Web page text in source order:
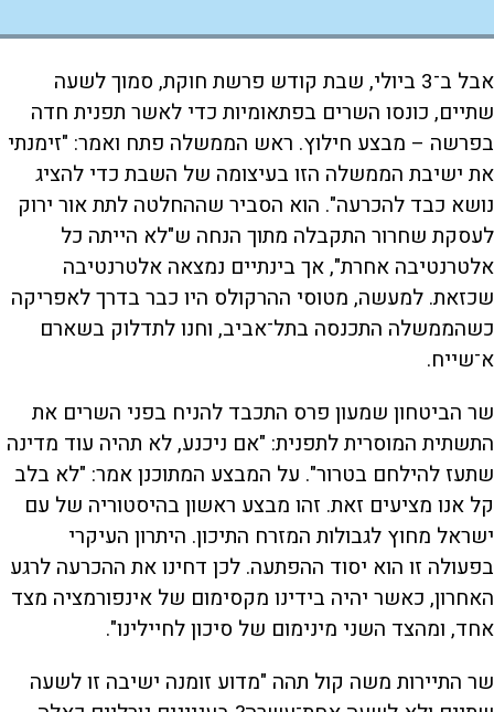
אבל ב־3 ביולי, שבת קודש פרשת חוקת, סמוך לשעה
שתיים, כונסו השרים בפתאומיות כדי לאשר תפנית חדה
בפרשה – מבצע חילוץ. ראש הממשלה פתח ואמר: "זימנתי
את ישיבת הממשלה הזו בעיצומה של השבת כדי להציג
נושא כבד להכרעה". הוא הסביר שההחלטה לתת אור ירוק
לעסקת שחרור התקבלה מתוך הנחה ש"לא הייתה כל
אלטרנטיבה אחרת", אך בינתיים נמצאה אלטרנטיבה
שכזאת. למעשה, מטוסי ההרקולס היו כבר בדרך לאפריקה
כשהממשלה התכנסה בתל־אביב, וחנו לתדלוק בשארם
א־שייח.
שר הביטחון שמעון פרס התכבד להניח בפני השרים את
התשתית המוסרית לתפנית: "אם ניכנע, לא תהיה עוד מדינה
שתעז להילחם בטרור". על המבצע המתוכנן אמר: "לא בלב
קל אנו מציעים זאת. זהו מבצע ראשון בהיסטוריה של עם
ישראל מחוץ לגבולות המזרח התיכון. היתרון העיקרי
בפעולה זו הוא יסוד ההפתעה. לכן דחינו את ההכרעה לרגע
האחרון, כאשר יהיה בידינו מקסימום של אינפורמציה מצד
אחד, ומהצד השני מינימום של סיכון לחיילינו".
שר התיירות משה קול תהה "מדוע זומנה ישיבה זו לשעה